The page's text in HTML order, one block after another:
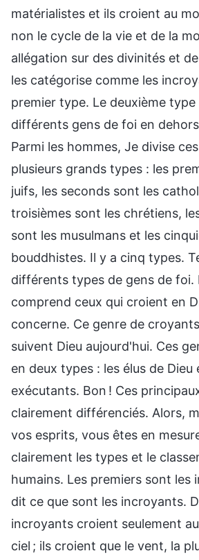
matérialistes et ils croient au
non le cycle de la vie et de la
allégation sur des divinités et
les catégorise comme les
premier type. Le deuxième
différents gens de foi en
Parmi les hommes, Je divise
plusieurs grands types : les
juifs, les seconds sont les
troisièmes sont les chrétiens,
sont les musulmans et les
bouddhistes. Il y a cinq types.
différents types de gens de foi.
comprend ceux qui croient en
concerne. Ce genre de
suivent Dieu aujourd'hui. Ces
en deux types : les élus de Dieu
exécutants. Bon ! Ces
clairement différenciés. Alors,
vos esprits, vous êtes en
clairement les types et le
humains. Les premiers sont les
dit ce que sont les incroyants.
incroyants croient seulement
ciel ; ils croient que le vent, la